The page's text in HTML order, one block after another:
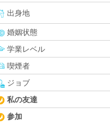
出身地
婚姻状態
学業レベル
喫煙者
ジョブ
私の友達
参加